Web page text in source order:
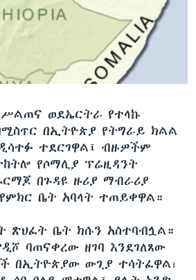
ወደኤርትራ የተላኩ
በኢትዮጵያ የትግራይ ክልል
ተደርገዋል፤ ብዙዎችም
የሶማሊያ ፕሬዚዳንት
በጉዳዩ ዙሪያ ማብራሪያ
ቤት አባላት ተጠይቀዋል።
ጽህፈት ቤት ክሱን አስተባብሏል።
ባጠናቀረው ዘገባ እንደገለጸው
በኢትዮጵያው ውጊያ ተሳትፈዋል፣